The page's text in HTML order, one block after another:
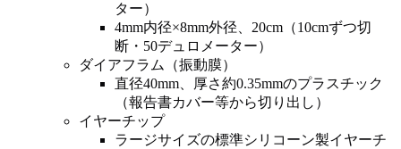
ター）
4mm内径×8mm外径、20cm（10cmずつ切
断・50デュロメーター）
ダイアフラム（振動膜）
直径40mm、厚さ約0.35mmのプラスチック
（報告書カバー等から切り出し）
イヤーチップ
ラージサイズの標準シリコーン製イヤーチ